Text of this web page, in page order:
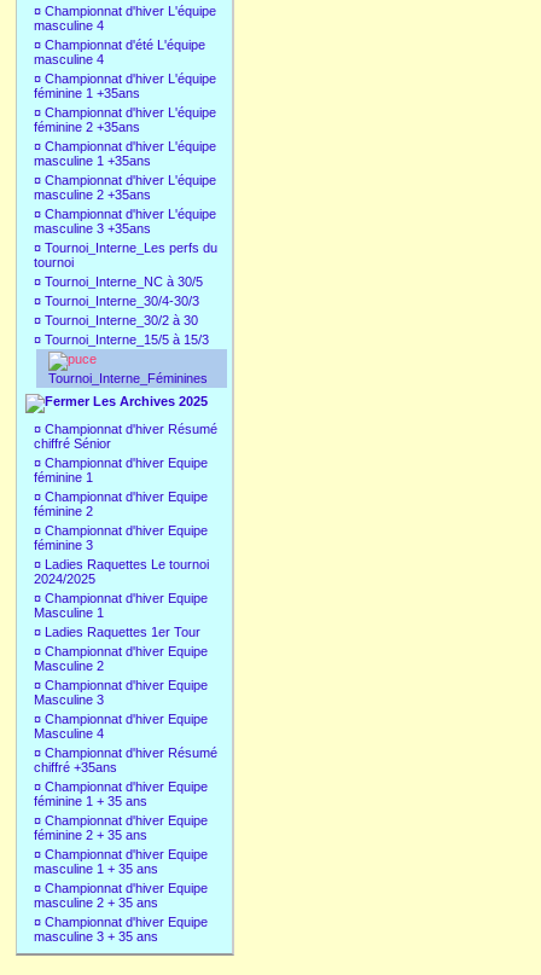
¤ Championnat d'hiver L'équipe
masculine 4
¤ Championnat d'été L'équipe
masculine 4
¤ Championnat d'hiver L'équipe
féminine 1 +35ans
¤ Championnat d'hiver L'équipe
féminine 2 +35ans
¤ Championnat d'hiver L'équipe
masculine 1 +35ans
¤ Championnat d'hiver L'équipe
masculine 2 +35ans
¤ Championnat d'hiver L'équipe
masculine 3 +35ans
¤ Tournoi_Interne_Les perfs du
tournoi
¤ Tournoi_Interne_NC à 30/5
¤ Tournoi_Interne_30/4-30/3
¤ Tournoi_Interne_30/2 à 30
¤ Tournoi_Interne_15/5 à 15/3
Tournoi_Interne_Féminines
Les Archives 2025
¤ Championnat d'hiver Résumé
chiffré Sénior
¤ Championnat d'hiver Equipe
féminine 1
¤ Championnat d'hiver Equipe
féminine 2
¤ Championnat d'hiver Equipe
féminine 3
¤ Ladies Raquettes Le tournoi
2024/2025
¤ Championnat d'hiver Equipe
Masculine 1
¤ Ladies Raquettes 1er Tour
¤ Championnat d'hiver Equipe
Masculine 2
¤ Championnat d'hiver Equipe
Masculine 3
¤ Championnat d'hiver Equipe
Masculine 4
¤ Championnat d'hiver Résumé
chiffré +35ans
¤ Championnat d'hiver Equipe
féminine 1 + 35 ans
¤ Championnat d'hiver Equipe
féminine 2 + 35 ans
¤ Championnat d'hiver Equipe
masculine 1 + 35 ans
¤ Championnat d'hiver Equipe
masculine 2 + 35 ans
¤ Championnat d'hiver Equipe
masculine 3 + 35 ans